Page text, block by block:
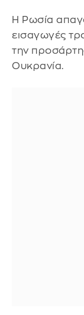
Η Ρωσία
εισαγωγές
την
Ουκρανία.